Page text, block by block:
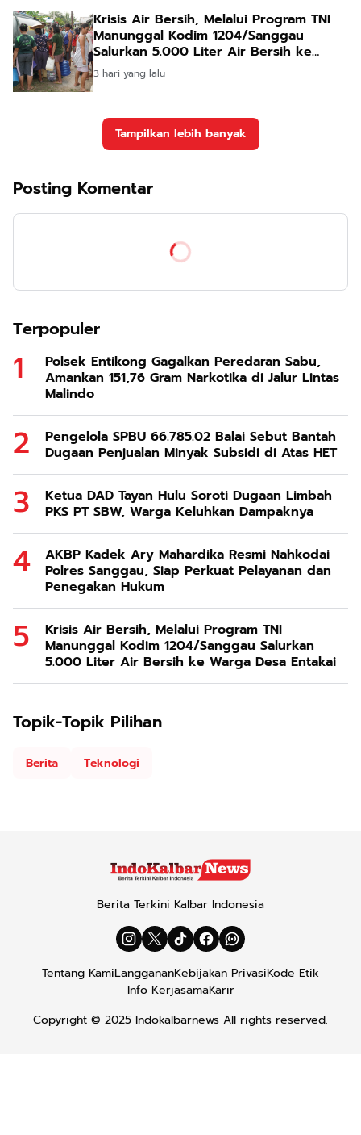
Krisis Air Bersih, Melalui Program TNI
Manunggal Kodim 1204/Sanggau
Salurkan 5.000 Liter Air Bersih ke
Warga Desa Entakai
3 hari yang lalu
Tampilkan lebih banyak
Posting Komentar
Terpopuler
Polsek Entikong Gagalkan Peredaran Sabu,
Amankan 151,76 Gram Narkotika di Jalur Lintas
Malindo
Pengelola SPBU 66.785.02 Balai Sebut Bantah
Dugaan Penjualan Minyak Subsidi di Atas HET
Ketua DAD Tayan Hulu Soroti Dugaan Limbah
PKS PT SBW, Warga Keluhkan Dampaknya
AKBP Kadek Ary Mahardika Resmi Nahkodai
Polres Sanggau, Siap Perkuat Pelayanan dan
Penegakan Hukum
Krisis Air Bersih, Melalui Program TNI
Manunggal Kodim 1204/Sanggau Salurkan
5.000 Liter Air Bersih ke Warga Desa Entakai
Topik-Topik Pilihan
Berita Teknologi
Berita Terkini Kalbar Indonesia
Tentang KamiLanggananKebijakan PrivasiKode Etik
Info KerjasamaKarir
Copyright © 2025 Indokalbarnews All rights reserved.